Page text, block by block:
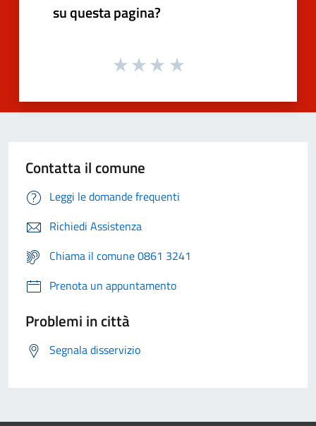
su questa pagina?
Contatta il comune
Leggi le domande frequenti
Richiedi Assistenza
Chiama il comune 0861 3241
Prenota un appuntamento
Problemi in città
Segnala disservizio